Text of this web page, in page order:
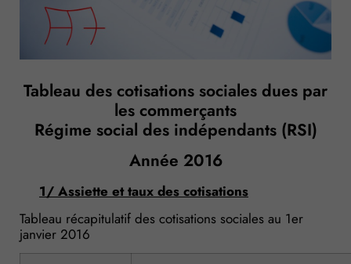
Tableau des cotisations sociales dues par
les commerçants
Régime social des indépendants (RSI)
Année 2016
1/ Assiette et taux des cotisations
Tableau récapitulatif des cotisations sociales au 1er
janvier 2016